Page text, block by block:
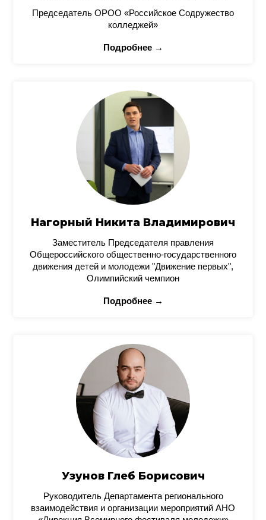
Председатель ОРОО «Российское Содружество
колледжей»
Подробнее →
Нагорный Никита Владимирович
Заместитель Председателя правления
Общероссийского общественно-государственного
движения детей и молодежи "Движение первых",
Олимпийский чемпион
Подробнее →
Узунов Глеб Борисович
Руководитель Департамента регионального
взаимодействия и организации мероприятий АНО